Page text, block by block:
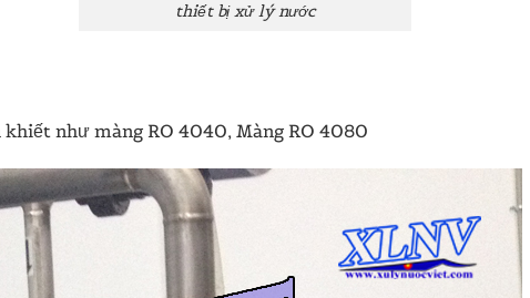
thiết bị xử lý nước
như màng RO 4040, Màng RO 4080